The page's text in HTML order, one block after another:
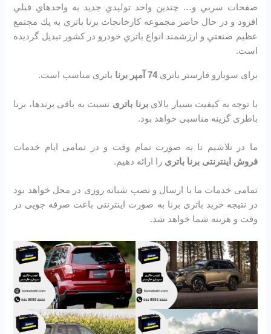
صفحات سربي و… چندين واحد توليدي جديد به واحدهاي قبلي
افزود و در حال حاضر مجموعه كارخانجات برنا باتري به يك مجتمع
عظيم صنعتي و ارزشمند انواع باتري خودرو در کشور تبديل گرديده
است.
برای سوبارو فارستر باتری74 آمپر برنا باتری مناسب است.
با توجه به کیفیت بسیار بالایبرنا باتری نسبت به باقی برندها، برنا
باطری گزینه مناسبی خواهد بود.
ما در تلاشیم تا به صورت تمام وقت و در تمامی ایام خدمات
فروش اینترنتی برنا باتری را ارائه دهیم.
تمامی خدمات ما با ارسال و نصب شبانه روزی در محل خواهد بود
در نتیجه خرید باتری برنا به صورت اینترنتی باعث صرفه جویی در
وقت و هزینه شما خواهد شد.